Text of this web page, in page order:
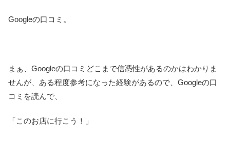
Googleの口コミ。
まぁ、Googleの口コミどこまで信憑性があるのかはわかりま
せんが、ある程度参考になった経験があるので、Googleの口
コミを読んで、
「このお店に行こう！」